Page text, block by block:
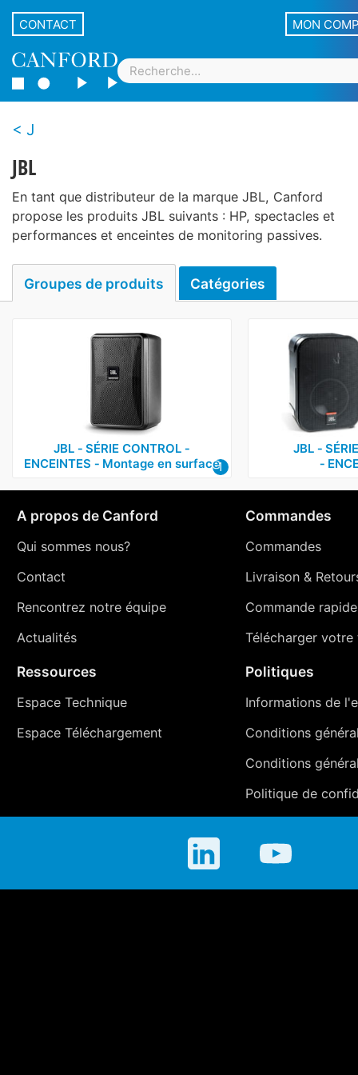
CONTACT MON
J
JBL
En tant que distributeur de la marque JBL, Canford
propose les produits JBL suivants : HP, spectacles et
performances et enceintes de monitoring passives.
Groupes de produits Catégories
JBL ‑ SÉRIE CONTROL ‑
ENCEINTES ‑ Montage en surface1
JBL ‑
‑
A propos de Canford
Qui sommes nous?
Contact
Rencontrez notre équipe
Actualités
Commandes
Commandes
Livraison&
Commande rapide
Télécharger votre
Ressources
Espace Technique
Espace Téléchargement
Politiques
Informations de
Conditions
Conditions
Politique de